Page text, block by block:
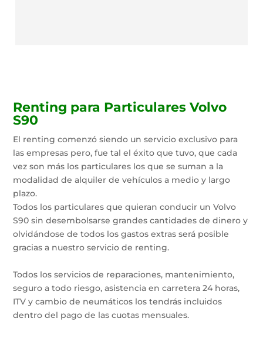
Renting para Particulares Volvo
S90
El renting comenzó siendo un servicio exclusivo para
las empresas pero, fue tal el éxito que tuvo, que cada
vez son más los particulares los que se suman a la
modalidad de alquiler de vehículos a medio y largo
plazo.
Todos los particulares que quieran conducir un Volvo
S90 sin desembolsarse grandes cantidades de dinero y
olvidándose de todos los gastos extras será posible
gracias a nuestro servicio de renting.
Todos los servicios de reparaciones, mantenimiento,
seguro a todo riesgo, asistencia en carretera 24 horas,
ITV y cambio de neumáticos los tendrás incluidos
dentro del pago de las cuotas mensuales.